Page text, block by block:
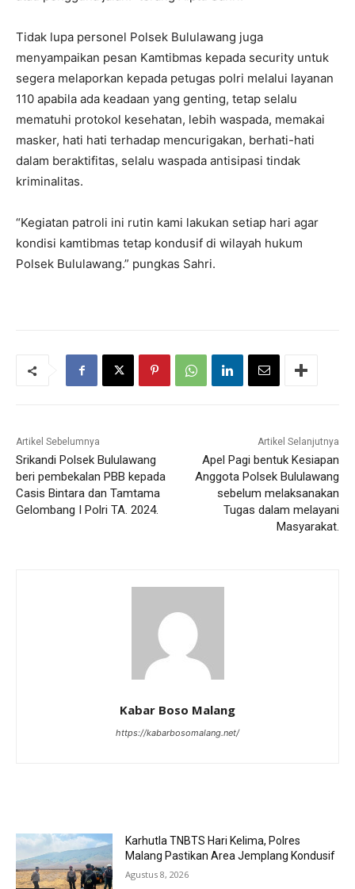
Tidak lupa personel Polsek Bululawang juga
menyampaikan pesan Kamtibmas kepada security untuk
segera melaporkan kepada petugas polri melalui layanan
110 apabila ada keadaan yang genting, tetap selalu
mematuhi protokol kesehatan, lebih waspada, memakai
masker, hati hati terhadap mencurigakan, berhati-hati
dalam beraktifitas, selalu waspada antisipasi tindak
kriminalitas.
“Kegiatan patroli ini rutin kami lakukan setiap hari agar
kondisi kamtibmas tetap kondusif di wilayah hukum
Polsek Bululawang.” pungkas Sahri.
Artikel Sebelumnya
Srikandi Polsek Bululawang
beri pembekalan PBB kepada
Casis Bintara dan Tamtama
Gelombang I Polri TA. 2024.
Artikel Selanjutnya
Apel Pagi bentuk Kesiapan
Anggota Polsek Bululawang
sebelum melaksanakan
Tugas dalam melayani
Masyarakat.
Kabar Boso Malang
https://kabarbosomalang.net/
Karhutla TNBTS Hari Kelima, Polres
Malang Pastikan Area Jemplang Kondusif
Agustus 8, 2026